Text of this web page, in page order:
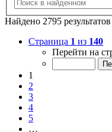
Найдено 2795 результатов
Страница 1 из 140
Перейти на
1
2
3
4
5
…